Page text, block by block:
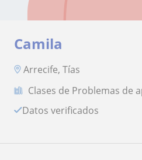
Camila
Arrecife, Tías
Clases de Problemas de
Datos verificados